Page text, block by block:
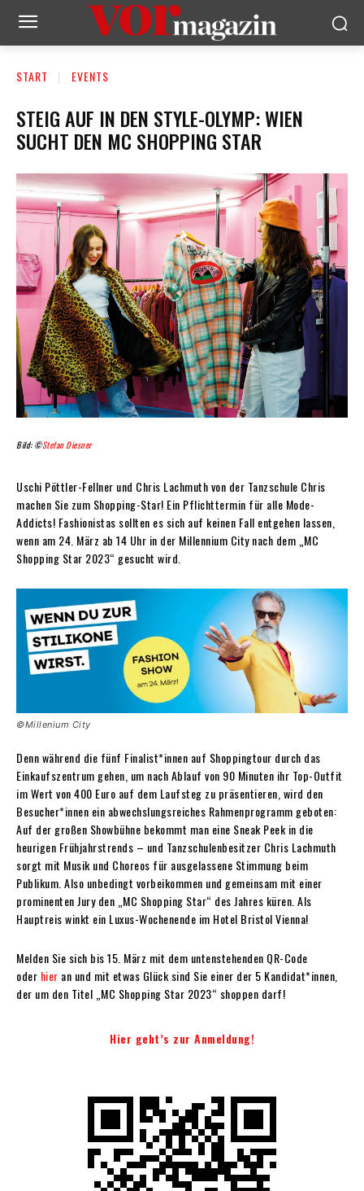
START EVENTS
STEIG AUF IN DEN STYLE-OLYMP: WIEN
SUCHT DEN MC SHOPPING STAR
Bild: ©Stefan Diesner
Uschi Pöttler-Fellner und Chris Lachmuth von der Tanzschule Chris
machen Sie zum Shopping-Star! Ein Pflichttermin für alle Mode-
Addicts! Fashionistas sollten es sich auf keinen Fall entgehen lassen,
wenn am 24. März ab 14 Uhr in der Millennium City nach dem „MC
Shopping Star 2023“ gesucht wird.
©Millenium City
Denn während die fünf Finalist*innen auf Shoppingtour durch das
Einkaufszentrum gehen, um nach Ablauf von 90 Minuten ihr Top-Outfit
im Wert von 400 Euro auf dem Laufsteg zu präsentieren, wird den
Besucher*innen ein abwechslungsreiches Rahmenprogramm geboten:
Auf der großen Showbühne bekommt man eine Sneak Peek in die
heurigen Frühjahrstrends – und Tanzschulenbesitzer Chris Lachmuth
sorgt mit Musik und Choreos für ausgelassene Stimmung beim
Publikum. Also unbedingt vorbeikommen und gemeinsam mit einer
prominenten Jury den „MC Shopping Star“ des Jahres küren. Als
Hauptreis winkt ein Luxus-Wochenende im Hotel Bristol Vienna!
Melden Sie sich bis 15. März mit dem untenstehenden QR-Code
oder hier an und mit etwas Glück sind Sie einer der 5 Kandidat*innen,
der um den Titel „MC Shopping Star 2023“ shoppen darf!
Hier geht’s zur Anmeldung!